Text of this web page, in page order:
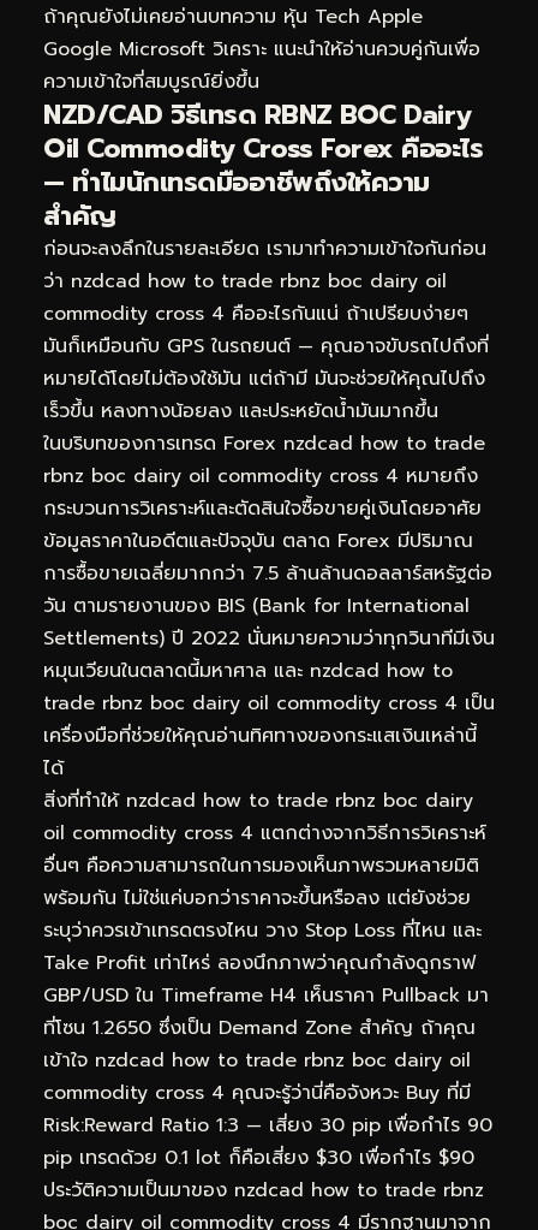
ถ้าคุณยังไม่เคยอ่านบทความ หุ้น Tech Apple
Google Microsoft วิเคราะ แนะนำให้อ่านควบคู่กันเพื่อ
ความเข้าใจที่สมบูรณ์ยิ่งขึ้น
NZD/CAD วิธีเทรด RBNZ BOC Dairy
Oil Commodity Cross Forex คืออะไร
— ทำไมนักเทรดมืออาชีพถึงให้ความ
สำคัญ
ก่อนจะลงลึกในรายละเอียด เรามาทำความเข้าใจกันก่อน
ว่า nzdcad how to trade rbnz boc dairy oil
commodity cross 4 คืออะไรกันแน่ ถ้าเปรียบง่ายๆ
มันก็เหมือนกับ GPS ในรถยนต์ — คุณอาจขับรถไปถึงที่
หมายได้โดยไม่ต้องใช้มัน แต่ถ้ามี มันจะช่วยให้คุณไปถึง
เร็วขึ้น หลงทางน้อยลง และประหยัดน้ำมันมากขึ้น
ในบริบทของการเทรด Forex nzdcad how to trade
rbnz boc dairy oil commodity cross 4 หมายถึง
กระบวนการวิเคราะห์และตัดสินใจซื้อขายคู่เงินโดยอาศัย
ข้อมูลราคาในอดีตและปัจจุบัน ตลาด Forex มีปริมาณ
การซื้อขายเฉลี่ยมากกว่า 7.5 ล้านล้านดอลลาร์สหรัฐต่อ
วัน ตามรายงานของ BIS (Bank for International
Settlements) ปี 2022 นั่นหมายความว่าทุกวินาทีมีเงิน
หมุนเวียนในตลาดนี้มหาศาล และ nzdcad how to
trade rbnz boc dairy oil commodity cross 4 เป็น
เครื่องมือที่ช่วยให้คุณอ่านทิศทางของกระแสเงินเหล่านี้
ได้
สิ่งที่ทำให้ nzdcad how to trade rbnz boc dairy
oil commodity cross 4 แตกต่างจากวิธีการวิเคราะห์
อื่นๆ คือความสามารถในการมองเห็นภาพรวมหลายมิติ
พร้อมกัน ไม่ใช่แค่บอกว่าราคาจะขึ้นหรือลง แต่ยังช่วย
ระบุว่าควรเข้าเทรดตรงไหน วาง Stop Loss ที่ไหน และ
Take Profit เท่าไหร่ ลองนึกภาพว่าคุณกำลังดูกราฟ
GBP/USD ใน Timeframe H4 เห็นราคา Pullback มา
ที่โซน 1.2650 ซึ่งเป็น Demand Zone สำคัญ ถ้าคุณ
เข้าใจ nzdcad how to trade rbnz boc dairy oil
commodity cross 4 คุณจะรู้ว่านี่คือจังหวะ Buy ที่มี
Risk:Reward Ratio 1:3 — เสี่ยง 30 pip เพื่อกำไร 90
pip เทรดด้วย 0.1 lot ก็คือเสี่ยง $30 เพื่อกำไร $90
ประวัติความเป็นมาของ nzdcad how to trade rbnz
boc dairy oil commodity cross 4 มีรากฐานมาจาก